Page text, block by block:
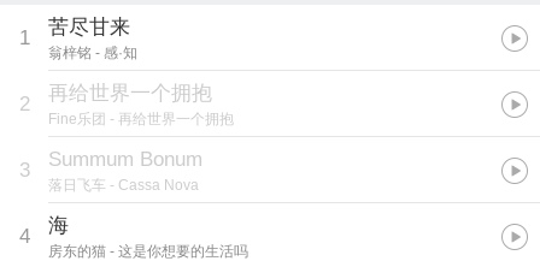
1 苦尽甘来
翁梓铭 - 感·知
2 再给世界一个拥抱
Fine乐团 - 再给世界一个拥抱
3 Summum Bonum
落日飞车 - Cassa Nova
4 海
房东的猫 - 这是你想要的生活吗